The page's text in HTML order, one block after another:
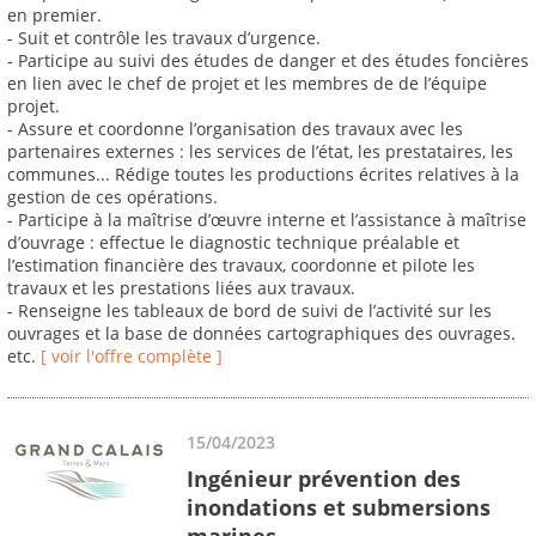
en premier.
- Suit et contrôle les travaux d’urgence.
- Participe au suivi des études de danger et des études foncières
en lien avec le chef de projet et les membres de de l’équipe
projet.
- Assure et coordonne l’organisation des travaux avec les
partenaires externes : les services de l’état, les prestataires, les
communes... Rédige toutes les productions écrites relatives à la
gestion de ces opérations.
- Participe à la maîtrise d’œuvre interne et l’assistance à maîtrise
d’ouvrage : effectue le diagnostic technique préalable et
l’estimation financière des travaux, coordonne et pilote les
travaux et les prestations liées aux travaux.
- Renseigne les tableaux de bord de suivi de l’activité sur les
ouvrages et la base de données cartographiques des ouvrages.
etc. [ voir l'offre complète ]
15/04/2023
Ingénieur prévention des
inondations et submersions